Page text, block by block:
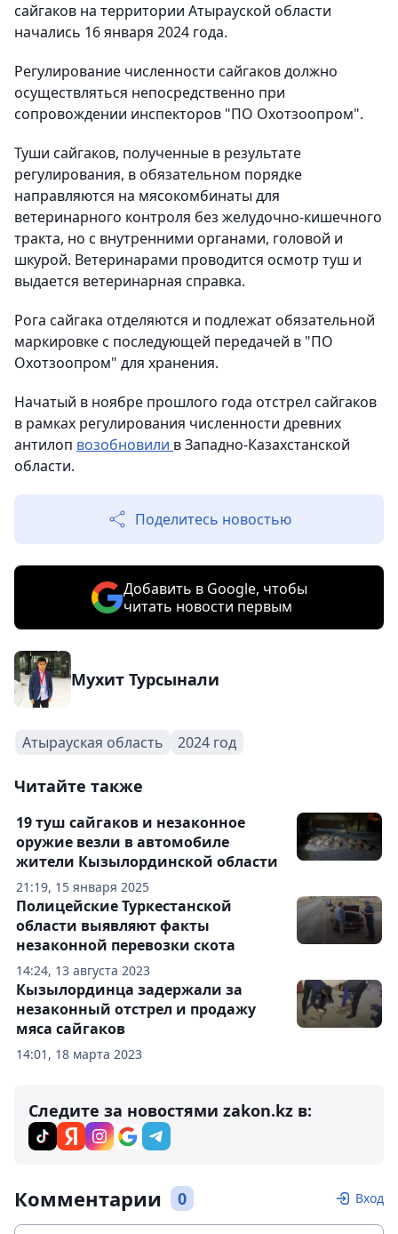
сайгаков на территории Атырауской области
начались 16 января 2024 года.
Регулирование численности сайгаков должно
осуществляться непосредственно при
сопровождении инспекторов "ПО Охотзоопром".
Туши сайгаков, полученные в результате
регулирования, в обязательном порядке
направляются на мясокомбинаты для
ветеринарного контроля без желудочно-кишечного
тракта, но с внутренними органами, головой и
шкурой. Ветеринарами проводится осмотр туш и
выдается ветеринарная справка.
Рога сайгака отделяются и подлежат обязательной
маркировке с последующей передачей в "ПО
Охотзоопром" для хранения.
Начатый в ноябре прошлого года отстрел сайгаков
в рамках регулирования численности древних
антилоп возобновили в Западно-Казахстанской
области.
Поделитесь новостью
Добавить в Google, чтобы
читать новости первым
Мухит Турсынали
Атырауская область 2024 год
Читайте также
21:19, 15 января 2025
19 туш сайгаков и незаконное
оружие везли в автомобиле
жители Кызылординской области
14:24, 13 августа 2023
Полицейские Туркестанской
области выявляют факты
незаконной перевозки скота
14:01, 18 марта 2023
Кызылординца задержали за
незаконный отстрел и продажу
мяса сайгаков
Следите за новостями zakon.kz в:
Комментарии 0 Вход